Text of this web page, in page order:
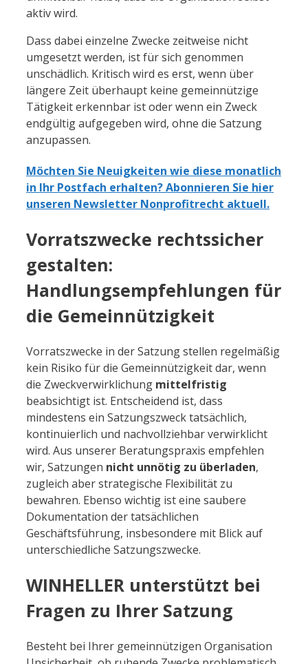
aktiv wird.
Dass dabei einzelne Zwecke zeitweise nicht
umgesetzt werden, ist für sich genommen
unschädlich. Kritisch wird es erst, wenn über
längere Zeit überhaupt keine gemeinnützige
Tätigkeit erkennbar ist oder wenn ein Zweck
endgültig aufgegeben wird, ohne die Satzung
anzupassen.
Möchten Sie Neuigkeiten wie diese monatlich
in Ihr Postfach erhalten? Abonnieren Sie hier
unseren Newsletter Nonprofitrecht aktuell.
Vorratszwecke rechtssicher
gestalten:
Handlungsempfehlungen für
die Gemeinnützigkeit
Vorratszwecke in der Satzung stellen regelmäßig
kein Risiko für die Gemeinnützigkeit dar, wenn
die Zweckverwirklichung mittelfristig
beabsichtigt ist. Entscheidend ist, dass
mindestens ein Satzungszweck tatsächlich,
kontinuierlich und nachvollziehbar verwirklicht
wird. Aus unserer Beratungspraxis empfehlen
wir, Satzungen nicht unnötig zu überladen,
zugleich aber strategische Flexibilität zu
bewahren. Ebenso wichtig ist eine saubere
Dokumentation der tatsächlichen
Geschäftsführung, insbesondere mit Blick auf
unterschiedliche Satzungszwecke.
WINHELLER unterstützt bei
Fragen zu Ihrer Satzung
Besteht bei Ihrer gemeinnützigen Organisation